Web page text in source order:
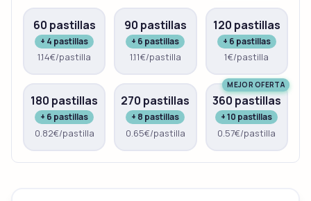
60 pastillas
+ 4 pastillas
1.14€/pastilla
90 pastillas
+ 6 pastillas
1.11€/pastilla
120 pastillas
+ 6 pastillas
1€/pastilla
180 pastillas
+ 6 pastillas
0.82€/pastilla
270 pastillas
+ 8 pastillas
0.65€/pastilla
MEJOR OFERTA
360 pastillas
+ 10 pastillas
0.57€/pastilla